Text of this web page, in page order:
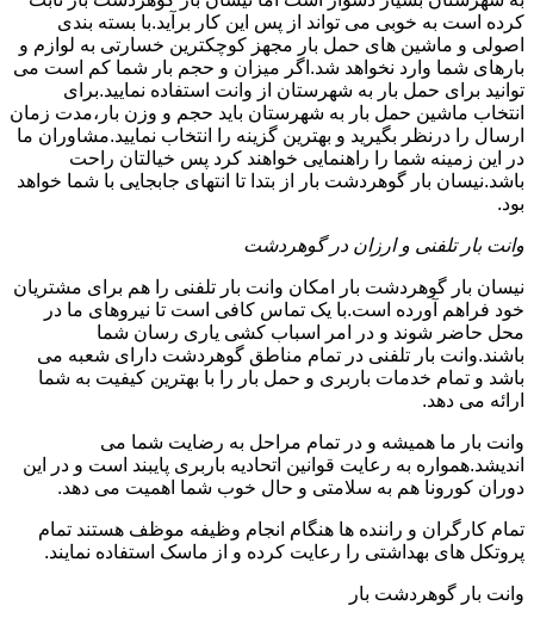
کرده است به خوبی می تواند از پس این کار برآید.با بسته بندی
اصولی و ماشین های حمل بار مجهز کوچکترین خسارتی به لوازم و
بارهای شما وارد نخواهد شد.اگر میزان و حجم بار شما کم است می
توانید برای حمل بار به شهرستان از وانت استفاده نمایید.برای
انتخاب ماشین حمل بار به شهرستان باید حجم و وزن بار،مدت زمان
ارسال را درنظر بگیرید و بهترین گزینه را انتخاب نمایید.مشاوران ما
در این زمینه شما را راهنمایی خواهند کرد پس خیالتان راحت
باشد.نیسان بار گوهردشت بار از بتدا تا انتهای جابجایی با شما خواهد
بود.
وانت بار تلفنی و ارزان در گوهردشت
نیسان بار گوهردشت بار امکان وانت بار تلفنی را هم برای مشتریان
خود فراهم آورده است.با یک تماس کافی است تا نیروهای ما در
محل حاضر شوند و در امر اسباب کشی یاری رسان شما
باشند.وانت بار تلفنی در تمام مناطق گوهردشت دارای شعبه می
باشد و تمام خدمات باربری و حمل بار را با بهترین کیفیت به شما
ارائه می دهد.
وانت بار ما همیشه و در تمام مراحل به رضایت شما می
اندیشد.همواره به رعایت قوانین اتحادیه باربری پایبند است و در این
دوران کورونا هم به سلامتی و حال خوب شما اهمیت می دهد.
تمام کارگران و راننده ها هنگام انجام وظیفه موظف هستند تمام
پروتکل های بهداشتی را رعایت کرده و از ماسک استفاده نمایند.
وانت بار گوهردشت بار